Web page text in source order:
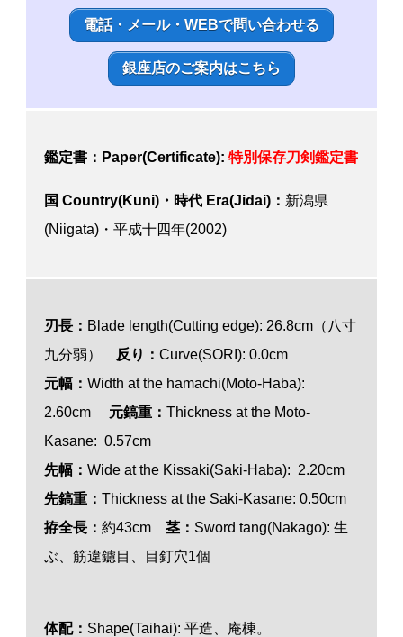
電話・メール・WEBで問い合わせる
銀座店のご案内はこちら
鑑定書：Paper(Certificate): 特別保存刀剣鑑定書
国 Country(Kuni)・時代 Era(Jidai)： 新潟県
(Niigata)・平成十四年(2002)
刃長： Blade length(Cutting edge): 26.8cm（八寸
九分弱）
反り： Curve(SORI): 0.0cm
元幅： Width at the hamachi(Moto-Haba):
2.60cm 元鎬重： Thickness at the Moto-
Kasane: 0.57cm
先幅： Wide at the Kissaki(Saki-Haba): 2.20cm
先鎬重： Thickness at the Saki-Kasane: 0.50cm
拵全長： 約43cm 茎： Sword tang(Nakago): 生
ぶ、筋違鑢目、目釘穴1個
体配： Shape(Taihai): 平造、 庵棟。